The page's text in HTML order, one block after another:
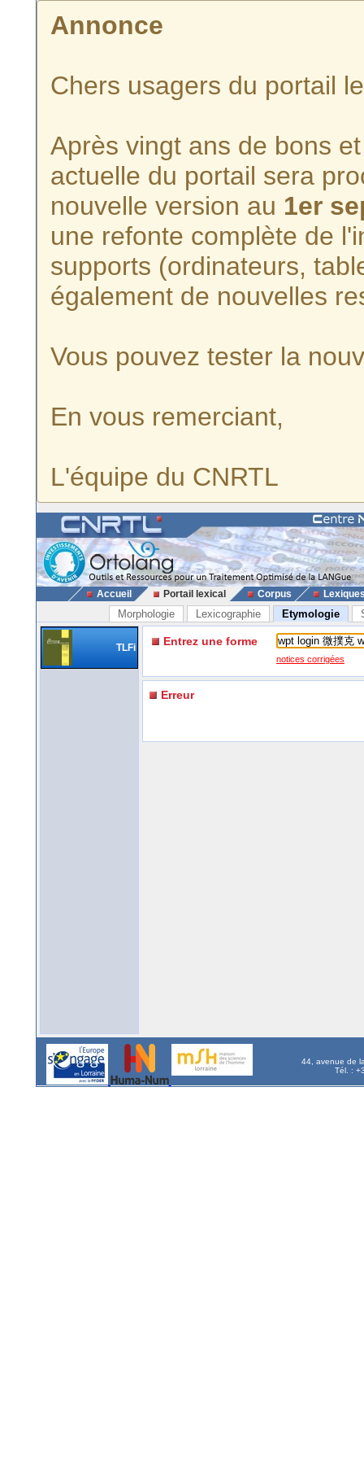
Annonce
Chers usagers du portail
Après vingt ans de bons
actuelle du portail sera
nouvelle version au 1er
une refonte complète de
supports (ordinateurs,
également de nouvelles
Vous pouvez tester la
En vous remerciant,
L'équipe du CNRTL
Accueil Portail lexical Corpus
Morphologie Lexicographie Etymologie
TLFi Entrez une forme
notices corrigées
Erreur
44, avenue de
Tél. :